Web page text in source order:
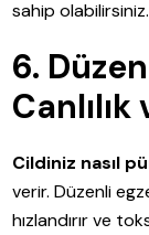
sahip olabilirsiniz.
6.
Canlılık
Cildiniz nasıl
verir. Düzenli
hızlandırır ve